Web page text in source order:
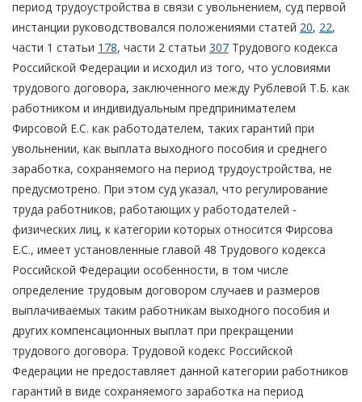
период трудоустройства в связи с увольнением, суд первой
инстанции руководствовался положениями статей 20, 22,
части 1 статьи 178, части 2 статьи 307 Трудового кодекса
Российской Федерации и исходил из того, что условиями
трудового договора, заключенного между Рублевой Т.Б. как
работником и индивидуальным предпринимателем
Фирсовой Е.С. как работодателем, таких гарантий при
увольнении, как выплата выходного пособия и среднего
заработка, сохраняемого на период трудоустройства, не
предусмотрено. При этом суд указал, что регулирование
труда работников, работающих у работодателей -
физических лиц, к категории которых относится Фирсова
Е.С., имеет установленные главой 48 Трудового кодекса
Российской Федерации особенности, в том числе
определение трудовым договором случаев и размеров
выплачиваемых таким работникам выходного пособия и
других компенсационных выплат при прекращении
трудового договора. Трудовой кодекс Российской
Федерации не предоставляет данной категории работников
гарантий в виде сохраняемого заработка на период